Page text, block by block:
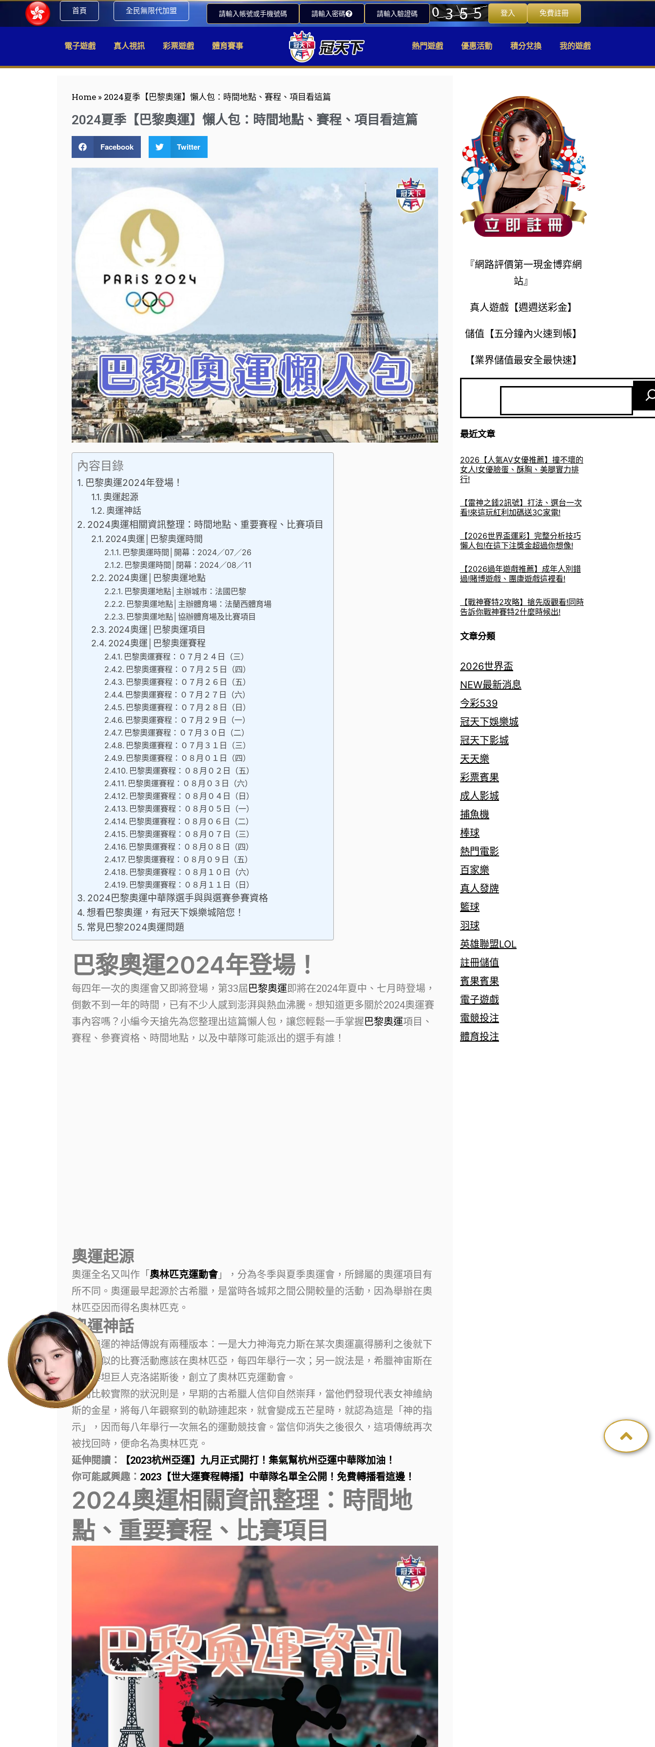
首頁 全民無限代加盟 請輸入帳號或手機號碼 請輸入密碼 請輸入驗證碼 登入 免費註冊
電子遊戲 真人視訊 彩票遊戲 體育賽事 熱門遊戲 優惠活動 積分兌換 我的遊戲
Home » 2024夏季【巴黎奧運】懶人包：時間地點、賽程、項目看這篇
2024夏季【巴黎奧運】懶人包：時間地點、賽程、項目看這篇
Facebook Twitter
內容目錄
巴黎奧運2024年登場！
奧運起源
奧運神話
2024奧運相關資訊整理：時間地點、重要賽程、比賽項目
2024奧運│巴黎奧運時間
巴黎奧運時間│開幕：2024／07／26
巴黎奧運時間│閉幕：2024／08／11
2024奧運│巴黎奧運地點
巴黎奧運地點│主辦城市：法國巴黎
巴黎奧運地點│主辦體育場：法蘭西體育場
巴黎奧運地點│協辦體育場及比賽項目
2024奧運│巴黎奧運項目
2024奧運│巴黎奧運賽程
巴黎奧運賽程：０７月２４日（三）
巴黎奧運賽程：０７月２５日（四）
巴黎奧運賽程：０７月２６日（五）
巴黎奧運賽程：０７月２７日（六）
巴黎奧運賽程：０７月２８日（日）
巴黎奧運賽程：０７月２９日（一）
巴黎奧運賽程：０７月３０日（二）
巴黎奧運賽程：０７月３１日（三）
巴黎奧運賽程：０８月０１日（四）
巴黎奧運賽程：０８月０２日（五）
巴黎奧運賽程：０８月０３日（六）
巴黎奧運賽程：０８月０４日（日）
巴黎奧運賽程：０８月０５日（一）
巴黎奧運賽程：０８月０６日（二）
巴黎奧運賽程：０８月０７日（三）
巴黎奧運賽程：０８月０８日（四）
巴黎奧運賽程：０８月０９日（五）
巴黎奧運賽程：０８月１０日（六）
巴黎奧運賽程：０８月１１日（日）
2024巴黎奧運中華隊選手與與選賽參賽資格
想看巴黎奧運，有冠天下娛樂城陪您！
常見巴黎2024奧運問題
巴黎奧運2024年登場！
每四年一次的奧運會又即將登場，第33屆巴黎奧運即將在2024年夏中、七月時登場，
倒數不到一年的時間，已有不少人感到澎湃與熱血沸騰。想知道更多關於2024奧運賽
事內容嗎？小編今天搶先為您整理出這篇懶人包，讓您輕鬆一手掌握巴黎奧運項目、
賽程、參賽資格、時間地點，以及中華隊可能派出的選手有誰！
奧運起源
奧運全名又叫作「 奧林匹克運動會」，分為冬季與夏季奧運會，所歸屬的奧運項目有
所不同。奧運最早起源於古希臘，是當時各城邦之間公開較量的活動，因為舉辦在奧
林匹亞因而得名奧林匹克。
奧運神話
關於奧運的神話傳說有兩種版本：一是大力神海克力斯在某次奧運贏得勝利之後就下
令，類似的比賽活動應該在奧林匹亞，每四年舉行一次；另一說法是，希臘神宙斯在
戰勝泰坦巨人克洛諾斯後，創立了奧林匹克運動會。
然而比較實際的狀況則是，早期的古希臘人信仰自然崇拜，當他們發現代表女神維納
斯的金星，將每八年觀察到的軌跡連起來，就會變成五芒星時，就認為這是「神的指
示」，因而每八年舉行一次無名的運動競技會。當信仰消失之後很久，這項傳統再次
被找回時，便命名為奧林匹克。
延伸閱讀：
【2023杭州亞運】九月正式開打！集氣幫杭州亞運中華隊加油！
你可能感興趣： 2023【世大運賽程轉播】中華隊名單全公開！免費轉播看這邊！
2024奧運相關資訊整理：時間地
點、重要賽程、比賽項目
『網路評價第一現金博弈網
站』
真人遊戲【週週送彩金】
儲值【五分鐘內火速到帳】
【業界儲值最安全最快速】
最近文章
2026【人氣AV女優推薦】撞不壞的
女人!女優臉蛋、酥胸、美腿實力排
行!
【雷神之錘2訊號】打法、選台一次
看!來這玩紅利加碼送3C家電!
【2026世界盃運彩】完整分析技巧
懶人包!在這下注獎金超過你想像!
【2026過年遊戲推薦】成年人別錯
過!賭博遊戲、團康遊戲這裡看!
【戰神賽特2攻略】搶先版觀看!同時
告訴你戰神賽特2什麼時候出!
文章分類
2026世界盃
NEW最新消息
今彩539
冠天下娛樂城
冠天下影城
天天樂
彩票賓果
成人影城
捕魚機
棒球
熱門電影
百家樂
真人發牌
籃球
羽球
英雄聯盟LOL
註冊儲值
賓果賓果
電子遊戲
電競投注
體育投注